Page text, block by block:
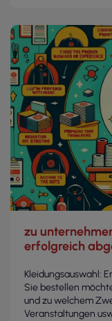
zu
erfolgreich
Kleidungsauswahl:
Sie bestellen
und zu welchem
Veranstaltungen